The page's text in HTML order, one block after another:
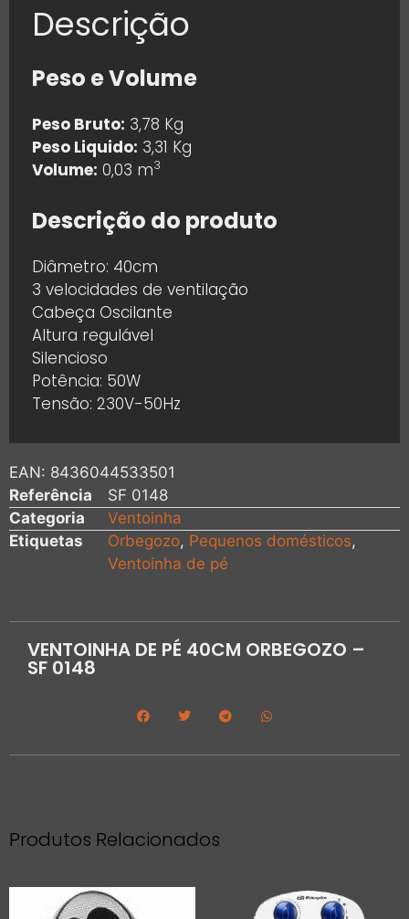
Descrição
Peso e Volume
Peso Bruto: 3,78 Kg
Peso Liquido: 3,31 Kg
Volume: 0,03 m3
Descrição do produto
Diâmetro: 40cm
3 velocidades de ventilação
Cabeça Oscilante
Altura regulável
Silencioso
Potência: 50W
Tensão: 230V-50Hz
EAN: 8436044533501
Referência
SF 0148
Categoria
Ventoinha
Etiquetas
Orbegozo, Pequenos domésticos,
Ventoinha de pé
VENTOINHA DE PÉ 40CM ORBEGOZO –
SF 0148
Produtos Relacionados